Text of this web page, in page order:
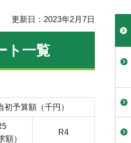
更新日：2023年2月7日
ト一覧
初予算額（千円）
額）
R4